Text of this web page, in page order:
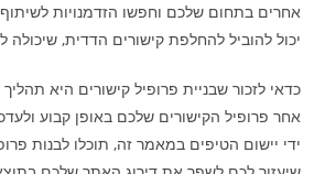
אחרים בתחום שלכם וחפשו הזדמנויות
יכול להוביל להחלפת קישורים הדדית, שיכולה
כדאי לזכור שבניית פרופיל קישורים היא
אחר פרופיל הקישורים שלכם באופן קבוע
ידי יישום הטיפים במאמר זה, תוכלו לבנות